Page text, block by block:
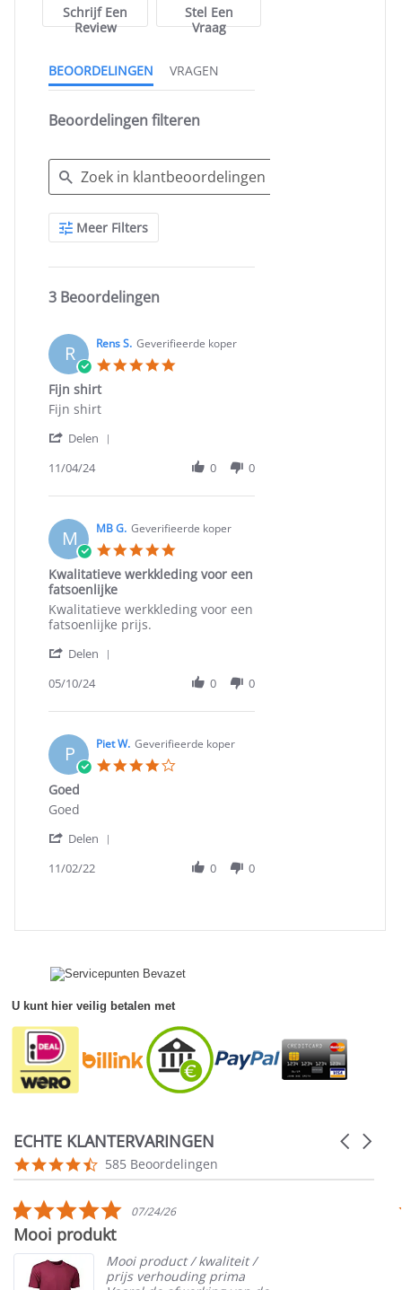
Schrijf Een
Review
Stel Een
Vraag
BEOORDELINGEN VRAGEN
Beoordelingen filteren
Search
ReviewsMeer Filters
3 Beoordelingen
R Rens S. Geverifieerde koper
Fijn shirt
Review
Rens
on
Nov
2024
review
Fijn
Fijn shirt
Delen
Rens
on
4
Nov
2024
11/04/24 0 0
M MB G. Geverifieerde koper
star
rating
Kwalitatieve werkkleding voor een
fatsoenlijke
Review
by
G.
10
2024
review
stating
werkkleding
een
Kwalitatieve werkkleding voor een
fatsoenlijke prijs.
Delen
MB
on
10
May
05/10/24 0 0
P Piet W. Geverifieerde koper
Goed
Review
Piet
on
review
Goed
Goed
Delen
on
2022
11/02/22 0 0
U kunt hier veilig betalen met
ECHTE KLANTERVARINGEN
Reviews
carousel
Carousel
4.5
star
585 Beoordelingen
5.0
star
07/24/26
Mooi produkt
Mooi product / kwaliteit /
prijs verhouding prima